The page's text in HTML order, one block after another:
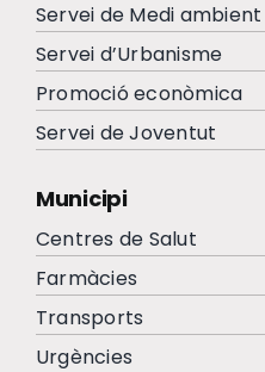
Servei de Medi ambient
Servei d’Urbanisme
Promoció econòmica
Servei de Joventut
Municipi
Centres de Salut
Farmàcies
Transports
Urgències